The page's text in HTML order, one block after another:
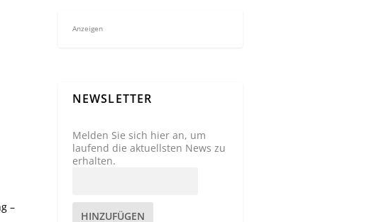
–
Anzeigen
NEWSLETTER
Melden Sie sich hier an, um
laufend die aktuellsten News zu
erhalten.
HINZUFÜGEN